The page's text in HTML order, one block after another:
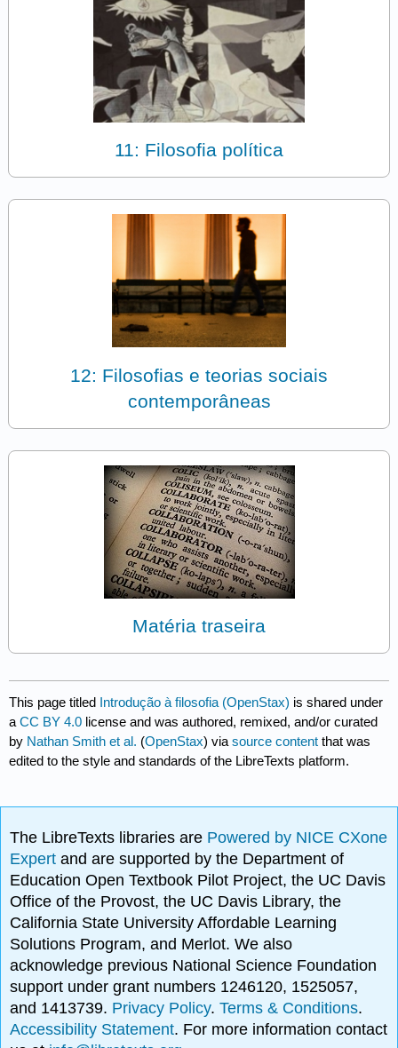
11: Filosofia política
12: Filosofias e teorias sociais
contemporâneas
Matéria traseira
This page titled Introdução à filosofia (OpenStax) is shared under
aCC BY 4.0 license and was authored, remixed, and/or curated
by Nathan Smith et al. (OpenStax) viasource content that was
edited to the style and standards of the LibreTexts platform.
The LibreTexts libraries are Powered by NICE CXone
Expertand are supported by the Department of
Education Open Textbook Pilot Project, the UC Davis
Office of the Provost, the UC Davis Library, the
California State University Affordable Learning
Solutions Program, and Merlot. We also
acknowledge previous National Science Foundation
support under grant numbers 1246120, 1525057,
and 1413739. Privacy Policy.Terms & Conditions.
Accessibility Statement. For more information contact